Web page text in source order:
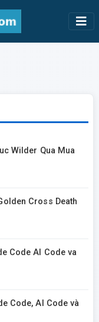
Wilder Qua Mua
Cross Death
Code AI Code va
Code, AI Code và